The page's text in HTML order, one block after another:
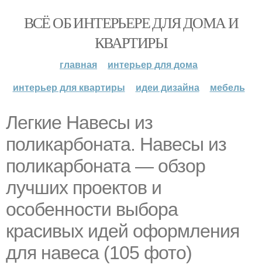
ВСЁ ОБ ИНТЕРЬЕРЕ ДЛЯ ДОМА И
КВАРТИРЫ
главная
интерьер для дома
интерьер для квартиры
идеи дизайна мебель
Легкие Навесы из
поликарбоната. Навесы из
поликарбоната — обзор
лучших проектов и
особенности выбора
красивых идей оформления
для навеса (105 фото)